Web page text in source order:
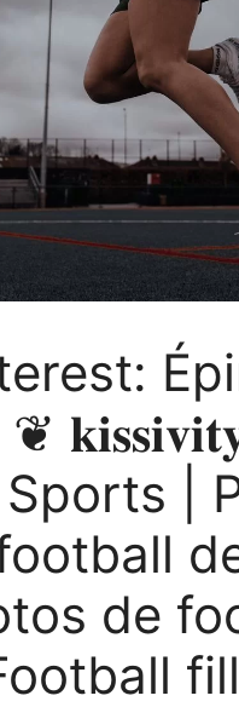
|
de